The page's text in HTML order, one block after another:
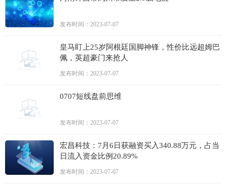
发布时间：2023-07-07
皇马盯上25岁阿根廷国脚神锋，性价比远超姆巴
佩，英超豪门来抢人
发布时间：2023-07-07
0707短线盘前思维
发布时间：2023-07-07
宏昌科技：7月6日获融资买入340.88万元，占当
日流入资金比例20.89%
发布时间：2023-07-07